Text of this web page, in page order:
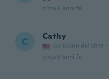
circa 6 anni fa
C Cathy
Iscrizione dal 2019 ·
circa 6 anni fa